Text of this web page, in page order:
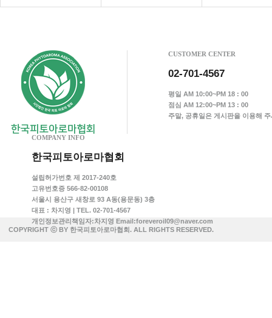
CUSTOMER CENTER
02-701-4567
평일 AM 10:00~PM 18 : 00
점심 AM 12:00~PM 13 : 00
주말, 공휴일은 게시판을 이용해
COMPANY INFO
한국피토아로마협회
설립허가번호 제 2017-240호
고유번호증 566-82-00108
서울시 용산구 새창로 93 A동(용문동) 3층
대표 : 차지영 | TEL. 02-701-4567
개인정보관리책임자:차지영 Email:foreveroil09@naver.com
COPYRIGHT ⓒ BY 한국피토아로마협회. ALL RIGHTS RESERVED.